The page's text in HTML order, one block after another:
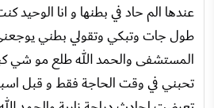
عندها الم حاد في بطنها و انا الوحيد
طول جات وتبكي وتقولي بطني يوجعني
المستشفى والحمد الله طلع مو شي
تحبني في وقت الحاجة فقط و قبل